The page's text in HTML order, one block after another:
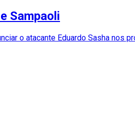
Sampaoli
o atacante Eduardo Sasha